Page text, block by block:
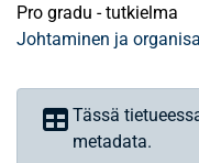
Pro gradu - tutkielma
Johtaminen ja
Tässä
metadata.